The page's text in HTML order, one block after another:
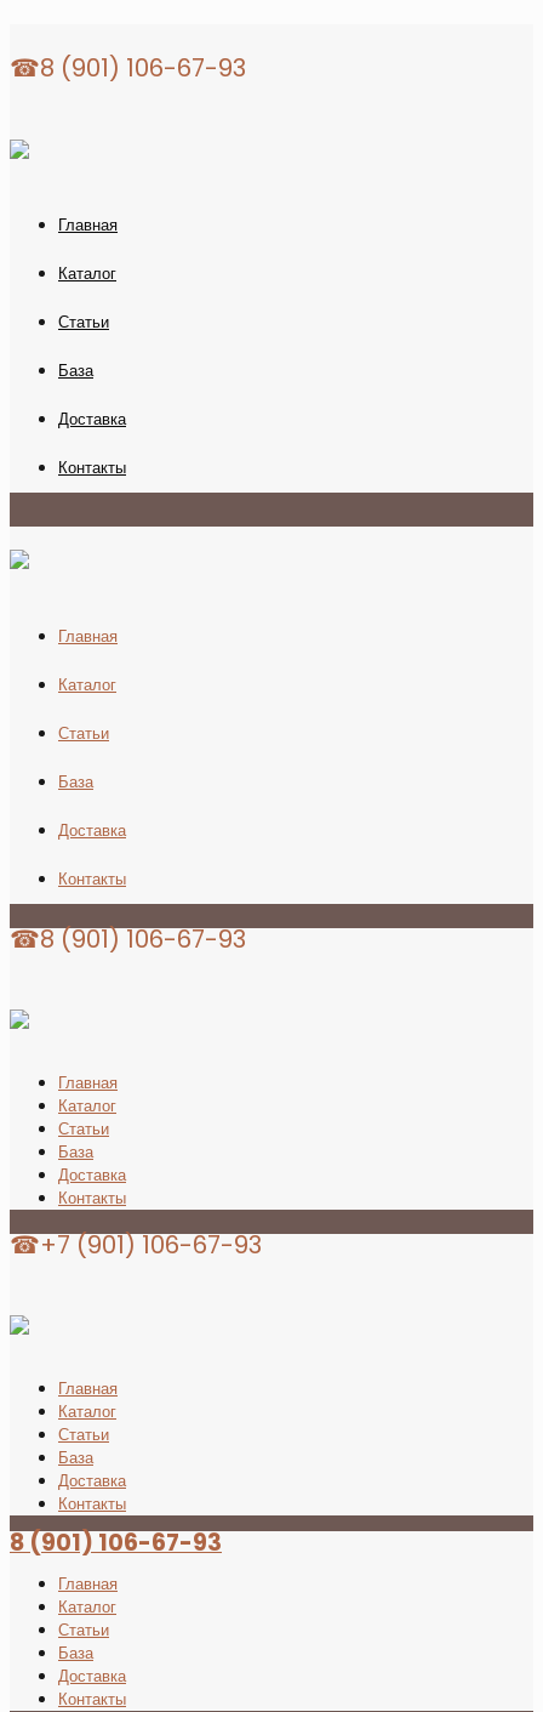
☎8 (901) 106-67-93
Главная
Каталог
Статьи
База
Доставка
Контакты
Главная
Каталог
Статьи
База
Доставка
Контакты
☎8 (901) 106-67-93
Главная
Каталог
Статьи
База
Доставка
Контакты
☎+7 (901) 106-67-93
Главная
Каталог
Статьи
База
Доставка
Контакты
8 (901) 106-67-93
Главная
Каталог
Статьи
База
Доставка
Контакты